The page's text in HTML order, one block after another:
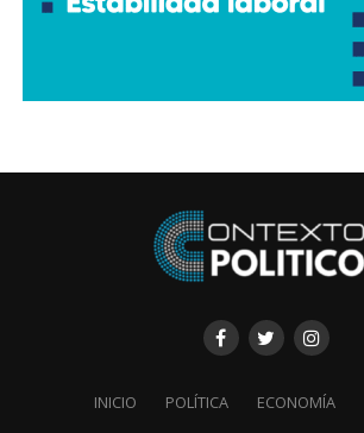
INICIO POLÍTICA ECONOMÍA